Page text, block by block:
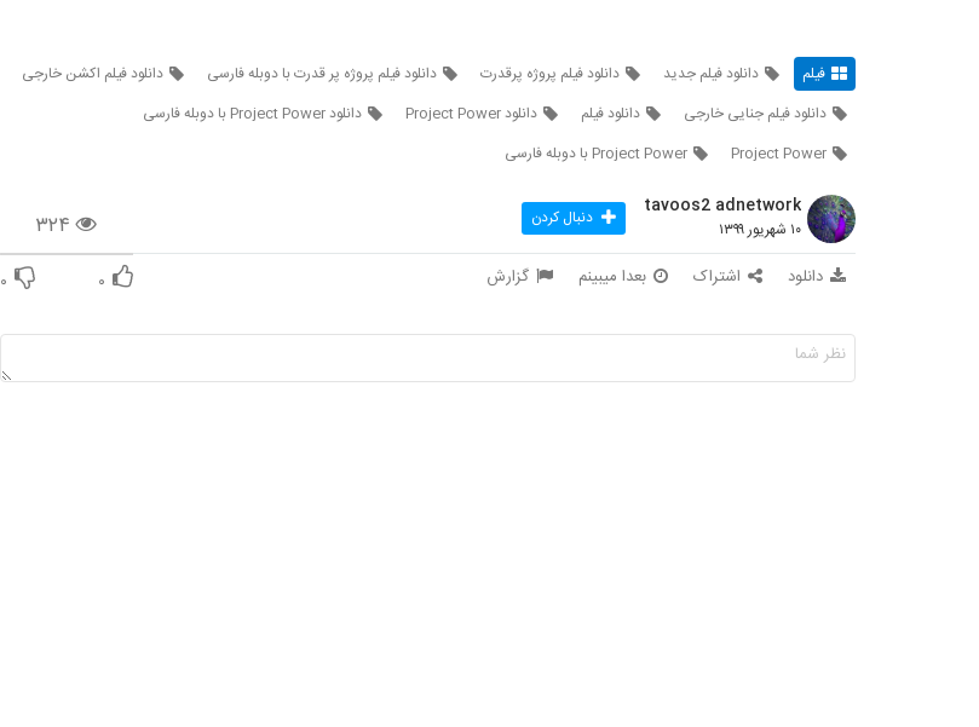
فیلم دانلود فیلم جدید دانلود فیلم پروژه پرقدرت دانلود فیلم پروژه پر قدرت با دوبله فارسی
دانلود فیلم اکشن خارجی
دانلود فیلم جنایی خارجی
دانلود فیلم دانلود Project Power
دانلود Project Power با دوبله فارسی
Project Power
Project Power با دوبله فارسی
۳۲۴
tavoos2 adnetwork
۱۰ شهریور ۱۳۹۹ دنبال کردن
دانلود اشتراک بعدا میبینم گزارش ۰ ۰